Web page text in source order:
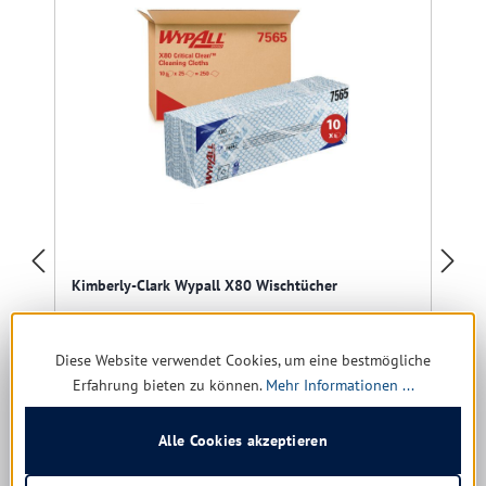
Kimberly-Clark Wypall X80 Wischtücher
Farbe: blau | grün | gelb | rot
Sofort verfügbar, Lieferzeit: 1-5 Tage
97,58 € *
Diese Website verwendet Cookies, um eine bestmögliche
Erfahrung bieten zu können. Mehr Informationen ...
Alle Cookies akzeptieren